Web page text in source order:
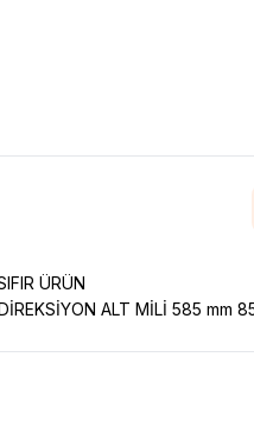
ÜRÜN
ALT MİLİ 585 mm